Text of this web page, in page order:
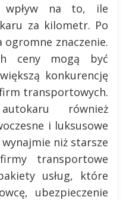
wpływ na to, ile
za kilometr. Po
ogromne znaczenie.
ceny mogą być
konkurencję
transportowych.
również
i luksusowe
niż starsze
transportowe
usług, które
ubezpieczenie